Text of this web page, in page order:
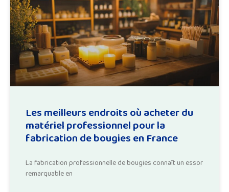
Les meilleurs endroits où acheter du
matériel professionnel pour la
fabrication de bougies en France
La fabrication professionnelle de bougies connaît un essor
remarquable en